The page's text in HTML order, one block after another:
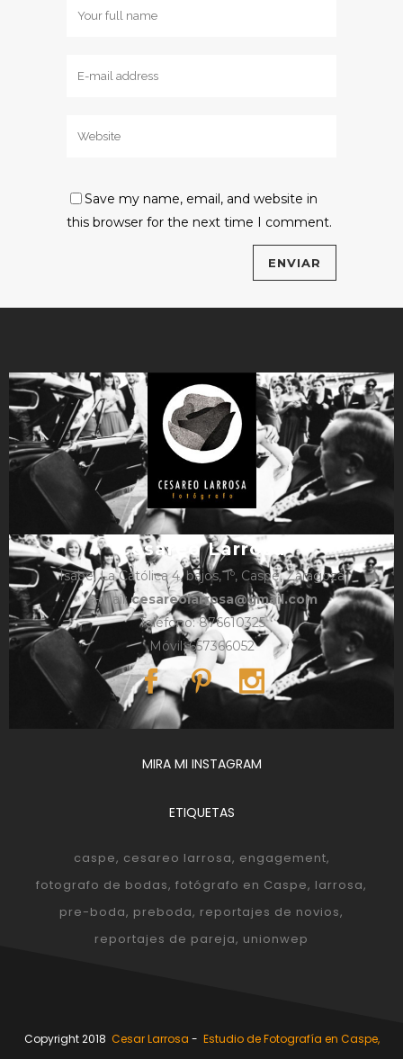
Save my name, email, and website in
this browser for the next time I comment.
Cesareo Larrosa
Isabel La Católica 4, bajos, 1º, Caspe, Zaragoza
e-mail:cesareolarrosa@gmail.com
Teléfono: 876610325
Móvil: 657366052
MIRA MI INSTAGRAM
ETIQUETAS
caspe cesareo larrosa engagement
fotografo de bodas fotógrafo en Caspe larrosa
pre-boda preboda reportajes de novios
reportajes de pareja unionwep
Copyright 2018 Cesar Larrosa - Estudio de Fotografía en Caspe,